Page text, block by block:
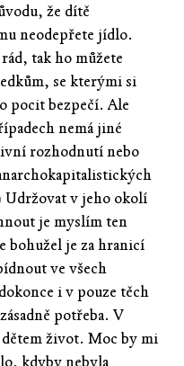
že dítě
neodepřete jídlo.
tak ho můžete
se kterými si
pocit bezpečí. Ale
nemá jiné
rozhodnutí nebo
Udržovat v jeho okolí
je myslím ten
bohužel je za hranicí
ve všech
i v pouze těch
potřeba. V
život. Moc by mi
kdyby nebyla